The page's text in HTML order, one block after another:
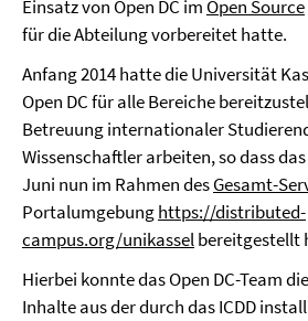
Einsatz von Open DC im Open Source
für die Abteilung vorbereitet hatte.
Anfang 2014 hatte die Universität
Open DC für alle Bereiche
Betreuung internationaler
Wissenschaftler arbeiten, so dass
Juni nun im Rahmen desGesamt-
Portalumgebunghttps://distributed-
campus.org/unikasselbereitgestellt
Hierbei konnte das Open DC-Team
Inhalte aus der durch das ICDD